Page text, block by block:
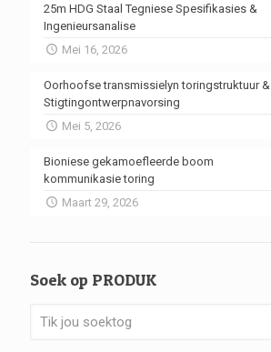
25m HDG Staal Tegniese Spesifikasies &
Ingenieursanalise
Mei 16, 2026
Oorhoofse transmissielyn toringstruktuur &
Stigtingontwerpnavorsing
Mei 5, 2026
Bioniese gekamoefleerde boom
kommunikasie toring
Maart 29, 2026
Soek op PRODUK